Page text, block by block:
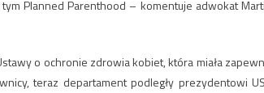
Planned Parenthood – komentuje adwokat
o ochronie zdrowia kobiet, która miała
teraz departament podległy prezydentowi